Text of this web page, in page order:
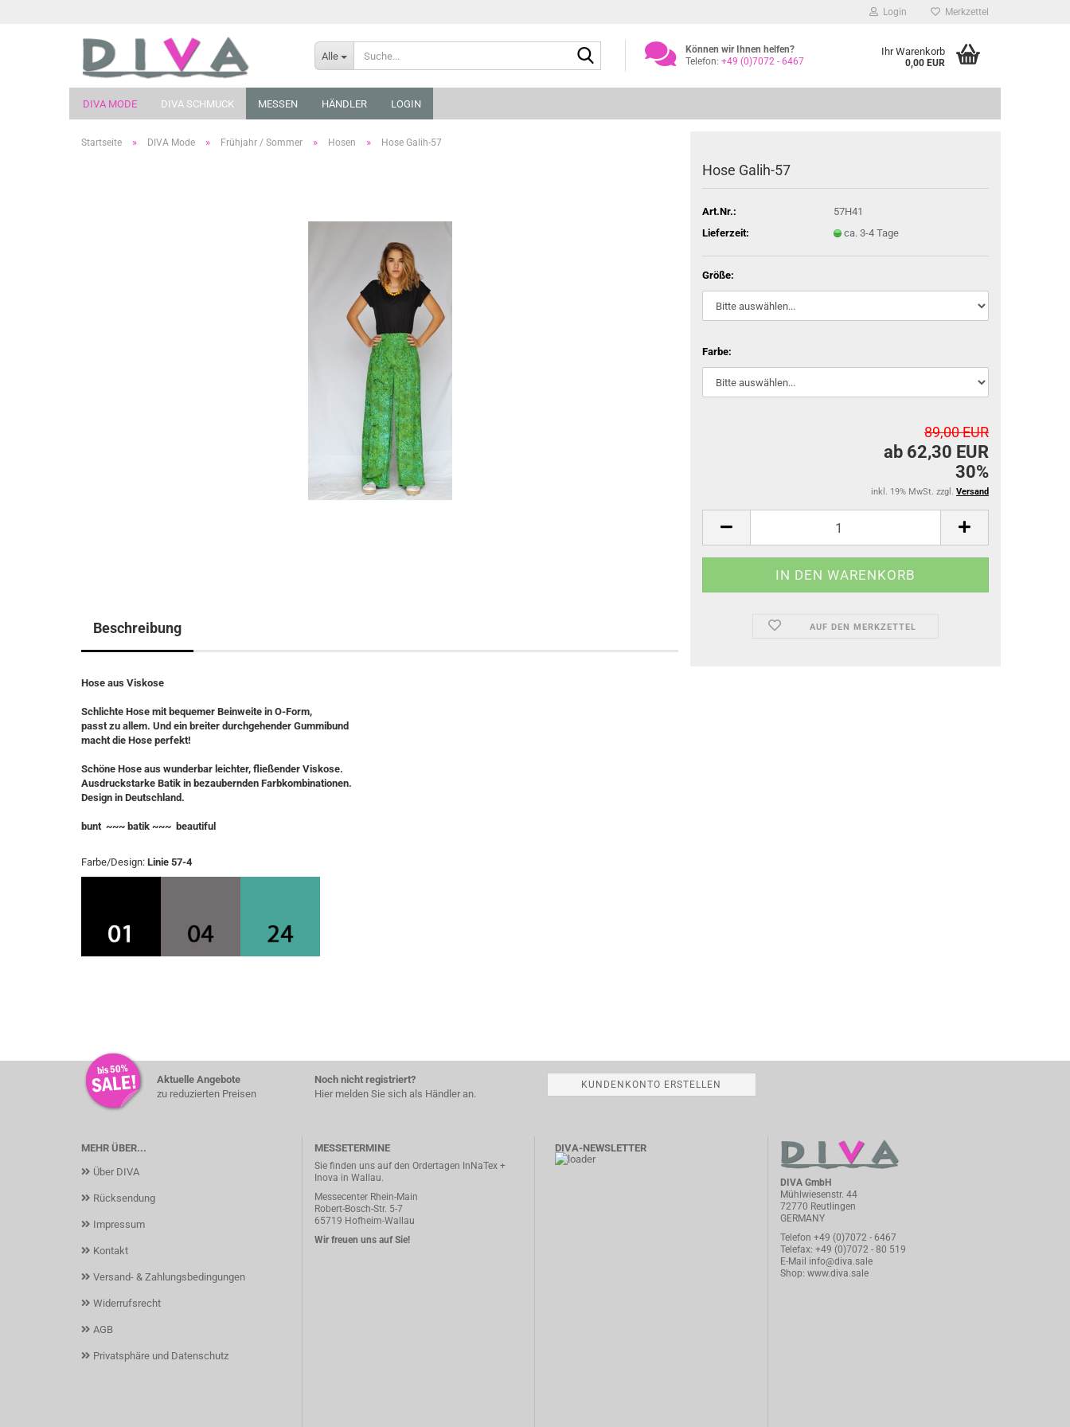
Login Merkzettel
Alle
Können wir Ihnen helfen?
Telefon: +49 (0)7072 - 6467
Ihr Warenkorb
0,00 EUR
DIVA MODE DIVA SCHMUCK MESSEN HÄNDLER LOGIN
Startseite » DIVA Mode » Frühjahr / Sommer » Hosen » Hose Galih-57
Hose Galih-​57
Art.Nr.:
57H41
Lieferzeit:
ca. 3-4 Tage
Größe:
Farbe:
89,00 EUR
ab 62,30 EUR
30%
inkl. 19% MwSt. zzgl. Versand
AUF DEN MERKZETTEL
Beschreibung
Hose aus Viskose
Schlichte Hose mit bequemer Beinweite in O-Form,
passt zu allem. Und ein breiter durchgehender Gummibund
macht die Hose perfekt!
Schöne Hose aus wunderbar leichter, fließender Viskose.
Ausdruckstarke Batik in bezaubernden Farbkombinationen.
Design in Deutschland.
bunt ~~~ batik ~~~ beautiful
Farbe/Design: Linie 57-4
Aktuelle Angebote
zu reduzierten Preisen
Noch nicht registriert?
Hier melden Sie sich als Händler an.
KUNDENKONTO ERSTELLEN
MEHR ÜBER...
Über DIVA
Rücksendung
Impressum
Kontakt
Versand- & Zahlungsbedingungen
Widerrufsrecht
AGB
Privatsphäre und Datenschutz
MESSETERMINE
Sie finden uns auf den Ordertagen InNaTex +
Inova in Wallau.
Messecenter Rhein-Main
Robert-Bosch-Str. 5-7
65719 Hofheim-Wallau
Wir freuen uns auf Sie!
DIVA-NEWSLETTER
DIVA GmbH
Mühlwiesenstr. 44
72770 Reutlingen
GERMANY
Telefon +49 (0)7072 - 6467
Telefax: +49 (0)7072 - 80 519
E-Mail info@diva.sale
Shop: www.diva.sale